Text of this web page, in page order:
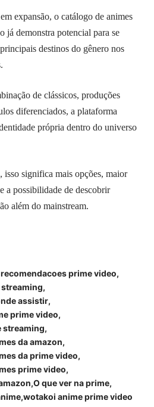
expansão, o catálogo de animes
já demonstra potencial para se
destinos do gênero nos
de clássicos, produções
diferenciados, a plataforma
própria dentro do universo
isso significa mais opções, maior
a possibilidade de descobrir
além do mainstream.
prime video
assistir
prime video
streaming
da amazon
da prime video
prime video
O que ver na prime
wotakoi anime prime video